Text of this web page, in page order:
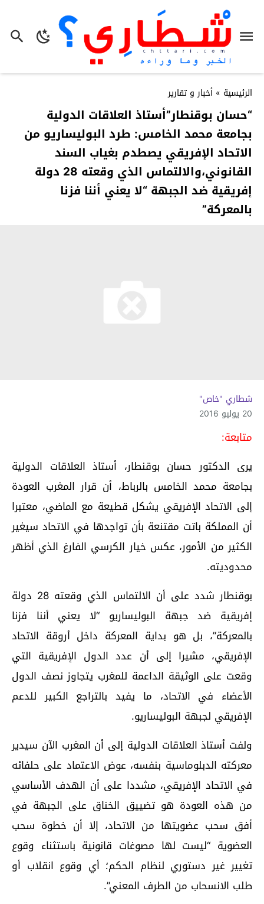
الرئيسية » أخبار و تقارير
“حسان بوقنطار”أستاذ العلاقات الدولية
بجامعة محمد الخامس: طرد البوليساريو من
الاتحاد الإفريقي يصطدم بغياب السند
القانوني،والالتماس الذي وقعته 28 دولة
إفريقية ضد الجبهة “لا يعني أننا فزنا
بالمعركة”
شطاري "خاص"
20 يوليو 2016
متابعة:
يرى الدكتور حسان بوقنطار، أستاذ العلاقات الدولية
بجامعة محمد الخامس بالرباط، أن قرار المغرب العودة
إلى الاتحاد الإفريقي يشكل قطيعة مع الماضي، معتبرا
أن المملكة باتت مقتنعة بأن تواجدها في الاتحاد سيغير
الكثير من الأمور، عكس خيار الكرسي الفارغ الذي أظهر
محدوديته.
بوقنطار شدد على أن الالتماس الذي وقعته 28 دولة
إفريقية ضد جبهة البوليساريو “لا يعني أننا فزنا
بالمعركة”، بل هو بداية المعركة داخل أروقة الاتحاد
الإفريقي، مشيرا إلى أن عدد الدول الإفريقية التي
وقعت على الوثيقة الداعمة للمغرب يتجاوز نصف الدول
الأعضاء في الاتحاد، ما يفيد بالتراجع الكبير للدعم
الإفريقي لجبهة البوليساريو.
ولفت أستاذ العلاقات الدولية إلى أن المغرب الآن سيدير
معركته الدبلوماسية بنفسه، عوض الاعتماد على حلفائه
في الاتحاد الإفريقي، مشددا على أن الهدف الأساسي
من هذه العودة هو تضييق الخناق على الجبهة في
أفق سحب عضويتها من الاتحاد، إلا أن خطوة سحب
العضوية “ليست لها مصوغات قانونية باستثناء وقوع
تغيير غير دستوري لنظام الحكم؛ أي وقوع انقلاب أو
طلب الانسحاب من الطرف المعني”.